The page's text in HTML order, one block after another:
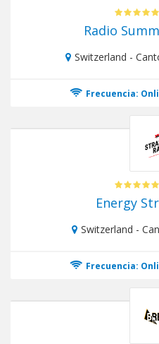
Radio
Switzerland -
Frecuencia:
Energy
Switzerland -
Frecuencia: